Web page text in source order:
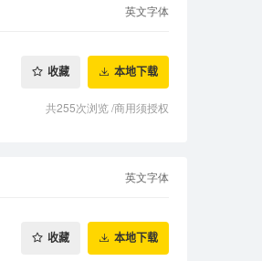
英文字体
收藏 本地下载
共255次浏览/商用须授权
英文字体
收藏 本地下载